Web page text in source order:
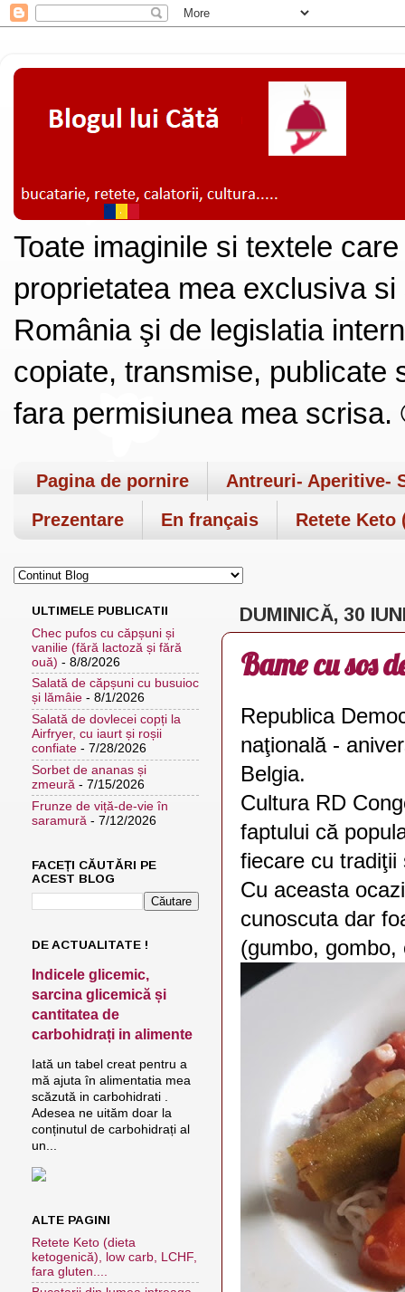
Toate imaginile si textele
proprietatea mea exclusiva
România şi de legislatia
copiate, transmise, publicate
fara permisiunea mea
Pagina de pornire
Antreuri- Aperitive-
Prezentare
En français Retete Keto
DUMINICĂ, 30
Bame cu sos
Republica
naţională -
Belgia.
Cultura RD
faptului că
fiecare cu
Cu aceasta
cunoscuta dar
(gumbo, gombo,
ULTIMELE PUBLICATII
Chec pufos cu căpșuni și
vanilie (fără lactoză și fără
ouă) - 8/8/2026
Salată de căpșuni cu busuioc
și lămâie - 8/1/2026
Salată de dovlecei copți la
Airfryer, cu iaurt și roșii
confiate - 7/28/2026
Sorbet de ananas și
zmeură - 7/15/2026
Frunze de viță-de-vie în
saramură - 7/12/2026
FACEȚI CĂUTĂRI PE
ACEST BLOG
DE ACTUALITATE !
Indicele glicemic,
sarcina glicemică și
cantitatea de
carbohidrați in alimente
Iată un tabel creat pentru a
mă ajuta în alimentatia mea
scăzută in carbohidrati .
Adesea ne uităm doar la
conținutul de carbohidrați al
un...
ALTE PAGINI
Retete Keto (dieta
ketogenică), low carb, LCHF,
fara gluten....